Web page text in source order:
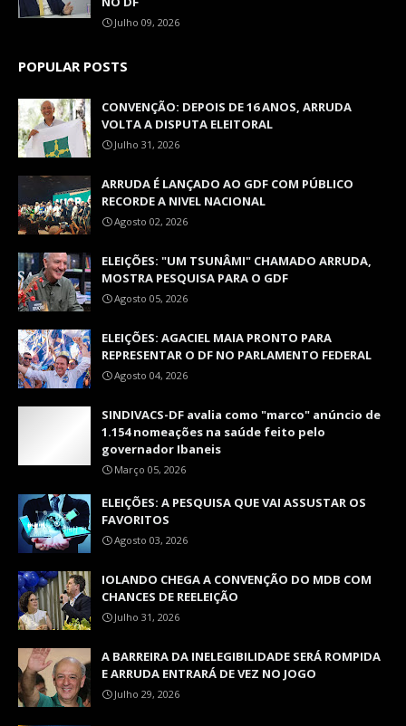
Julho 09, 2026
POPULAR POSTS
CONVENÇÃO: DEPOIS DE 16 ANOS, ARRUDA
VOLTA A DISPUTA ELEITORAL
Julho 31, 2026
ARRUDA É LANÇADO AO GDF COM PÚBLICO
RECORDE A NIVEL NACIONAL
Agosto 02, 2026
ELEIÇÕES: "UM TSUNÂMI" CHAMADO ARRUDA,
MOSTRA PESQUISA PARA O GDF
Agosto 05, 2026
ELEIÇÕES: AGACIEL MAIA PRONTO PARA
REPRESENTAR O DF NO PARLAMENTO FEDERAL
Agosto 04, 2026
SINDIVACS-DF avalia como "marco" anúncio de
1.154 nomeações na saúde feito pelo
governador Ibaneis
Março 05, 2026
ELEIÇÕES: A PESQUISA QUE VAI ASSUSTAR OS
FAVORITOS
Agosto 03, 2026
IOLANDO CHEGA A CONVENÇÃO DO MDB COM
CHANCES DE REELEIÇÃO
Julho 31, 2026
A BARREIRA DA INELEGIBILIDADE SERÁ ROMPIDA
E ARRUDA ENTRARÁ DE VEZ NO JOGO
Julho 29, 2026